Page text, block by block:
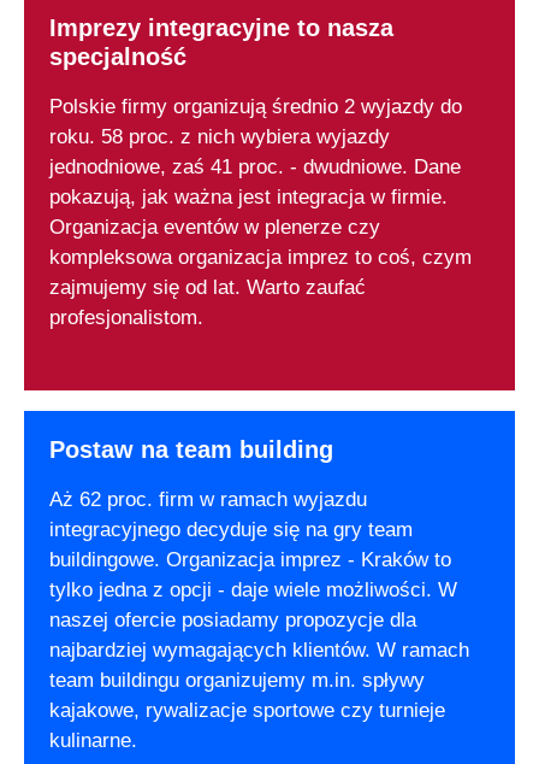
Imprezy integracyjne to nasza
specjalność
Polskie firmy organizują średnio 2 wyjazdy do
roku. 58 proc. z nich wybiera wyjazdy
jednodniowe, zaś 41 proc. - dwudniowe. Dane
pokazują, jak ważna jest integracja w firmie.
Organizacja eventów w plenerze czy
kompleksowa organizacja imprez to coś, czym
zajmujemy się od lat. Warto zaufać
profesjonalistom.
Postaw na team building
Aż 62 proc. firm w ramach wyjazdu
integracyjnego decyduje się na gry team
buildingowe. Organizacja imprez - Kraków to
tylko jedna z opcji - daje wiele możliwości. W
naszej ofercie posiadamy propozycje dla
najbardziej wymagających klientów. W ramach
team buildingu organizujemy m.in. spływy
kajakowe, rywalizacje sportowe czy turnieje
kulinarne.